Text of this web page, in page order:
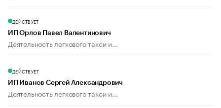
ДЕЙСТВУЕТ
ИП Орлов Павел Валентинович
Деятельность легкового такси и...
ДЕЙСТВУЕТ
ИП Иванов Сергей Александрович
Деятельность легкового такси и...